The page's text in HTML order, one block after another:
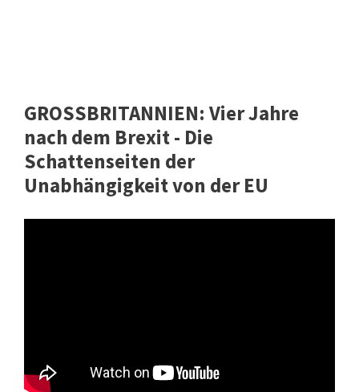
GROSSBRITANNIEN: Vier Jahre
nach dem Brexit - Die
Schattenseiten der
Unabhängigkeit von der EU